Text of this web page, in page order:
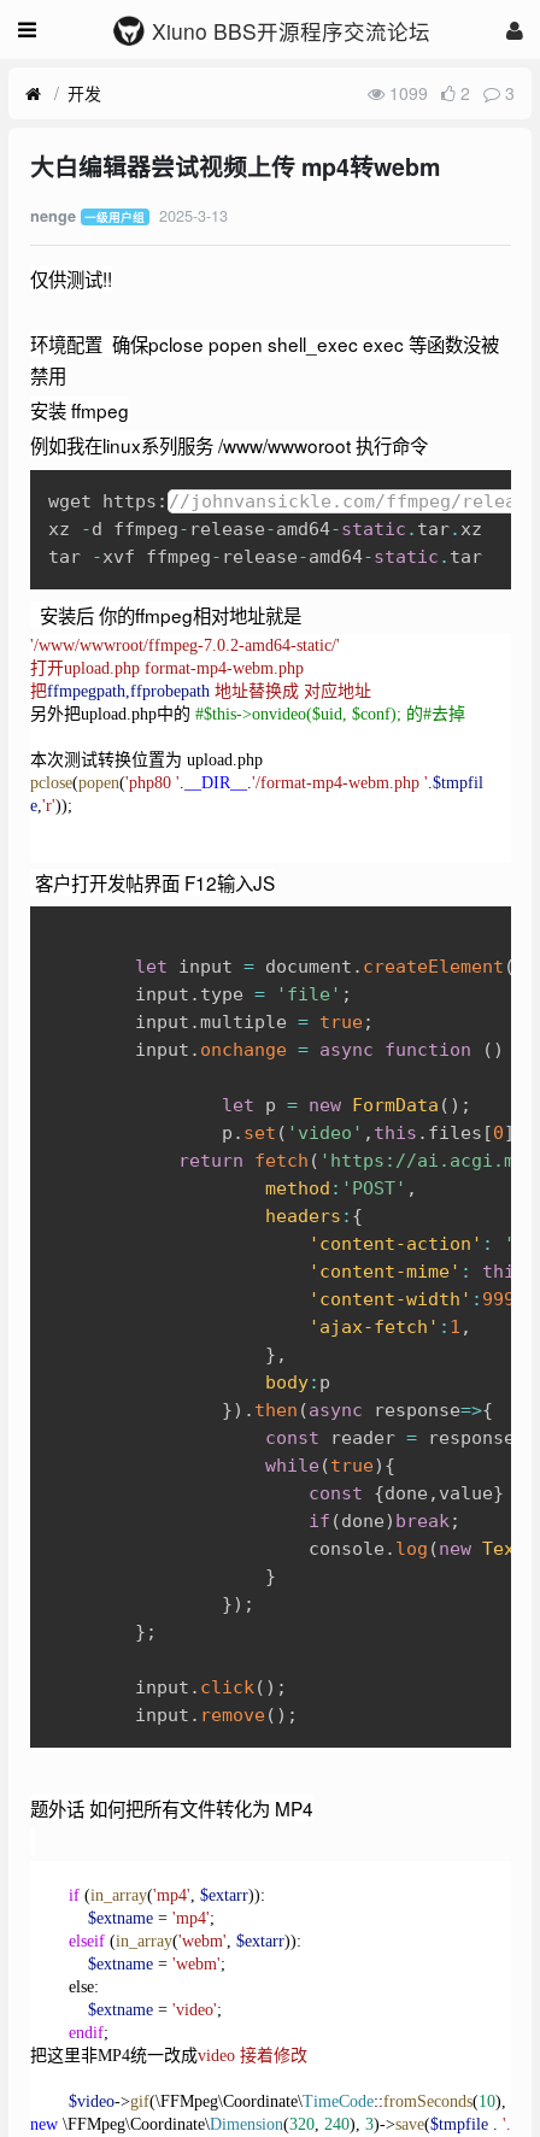
Xiuno BBS开源程序交流论坛
开发 1099 2 3
大白编辑器尝试视频上传 mp4转webm
nenge 一级用户组 2025-3-13
仅供测试!!
环境配置 确保pclose popen shell_exec exec 等函数没被
禁用
安装 ffmpeg
例如我在linux系列服务 /www/wwworoot 执行命令
wget https : //johnvansickle.com/ffmpeg/
xz
-d ffmpeg- release-amd64-static . tar. xz
tar
-xvf ffmpeg- release-amd64-static . tar
Copy
安装后 你的ffmpeg相对地址就是
'/www/wwwroot/ffmpeg-7.0.2-amd64-static/'
打开upload.php format-mp4-webm.php
把ffmpegpath,ffprobepath 地址替换成 对应地址
另外把upload.php中的 #$this->onvideo($uid, $conf); 的#去掉
本次测试转换位置为 upload.php
pclose(popen('php80 ' __DIR__ '/format-mp4-webm.php ' $tmpfil
e, 'r'));
客户打开发帖界面 F12输入JS
let input = document . createElement (
		input
. type = 'file' ;
		input
.multiple = true;
		input
. onchange = async function ( )
let p = new FormData ( ) ;
				p
. set ( 'video' , this . files [0]
return
fetch ( 'https://
method : 'POST' ,
headers : {
'content-action' :
'content-mime' : this
'content-width' : 999
'ajax-fetch' : 1 ,
} ,
body: p
}) . then (async response=>{
const reader = response
while (true) {
const
{done , value}
if (done) break;
						console
. log (new
}
}) ;
} ;
		input
. click( ) ;
		input
. remove( ) ;
题外话 如何把所有文件转化为 MP4
if(in_array('mp4', $extarr)):
$extname= 'mp4';
elseif(in_array('webm', $extarr)):
$extname= 'webm';
else:
$extname= 'video';
endif;
把这里非MP4统一改成video 接着修改
$video->gif(\FFMpeg\Coordinate\TimeCode::fromSeconds(10),
new\FFMpeg\Coordinate\Dimension(320, 240), 3)->save($tmpfile . '.